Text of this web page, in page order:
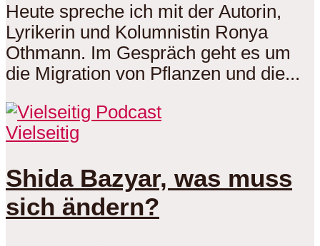
Heute spreche ich mit der Autorin,
Lyrikerin und Kolumnistin Ronya
Othmann. Im Gespräch geht es um
die Migration von Pflanzen und die...
Vielseitig
Shida Bazyar, was muss
sich ändern?